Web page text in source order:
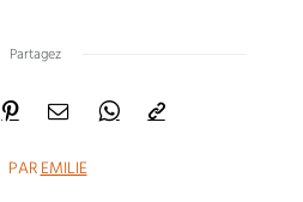
Partagez
PAREMILIE